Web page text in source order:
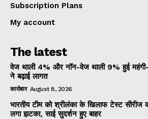
Subscription Plans
My account
The latest
वेज थाली 4% और नॉन-वेज थाली 9% हुई
ने बढ़ाई लागत
कारोबार August 8, 2026
भारतीय टीम को श्रीलंका के खिलाफ टेस्ट
लगा झटका, साई सुदर्शन हुए बाहर